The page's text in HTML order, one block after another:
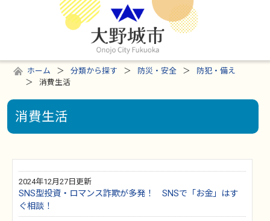
ホーム 分類から探す 防災・安全
防犯・備え
消費生活
消費生活
2024年12月27日更新
SNS型投資・ロマンス詐欺が多発！ SNSで「お金」はす
ぐ相談！